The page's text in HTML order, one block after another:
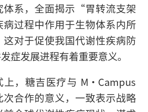
体系，全面揭示“胃转流支架
过程中作用于生物体系内所
对于促使我国代谢性疾病防
症发展进程有着重要意义。
上，糖吉医疗与 M·Campus
次合作的意义，一致表示战略